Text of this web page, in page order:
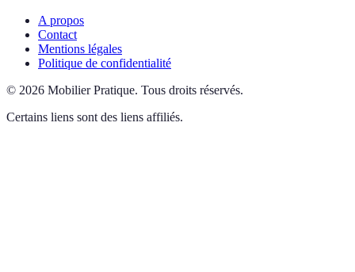
A propos
Contact
Mentions légales
Politique de confidentialité
© 2026 Mobilier Pratique. Tous droits réservés.
Certains liens sont des liens affiliés.